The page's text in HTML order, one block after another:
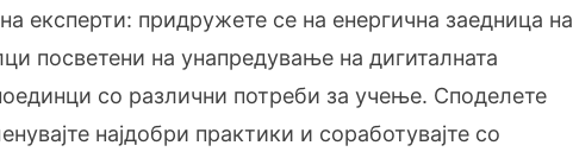
експерти: придружете се на енергична заедница на
посветени на унапредување на дигиталната
со различни потреби за учење. Споделете
најдобри практики и соработувајте со